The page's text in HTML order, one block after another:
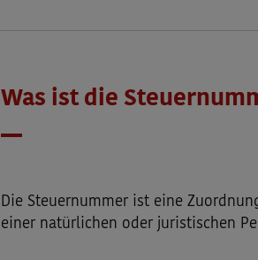
Was ist die
Die Steuernummer ist eine
einer natürlichen oder juristischen